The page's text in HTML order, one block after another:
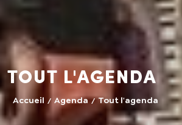
Tout l'agenda
Accueil Agenda Tout l'agenda